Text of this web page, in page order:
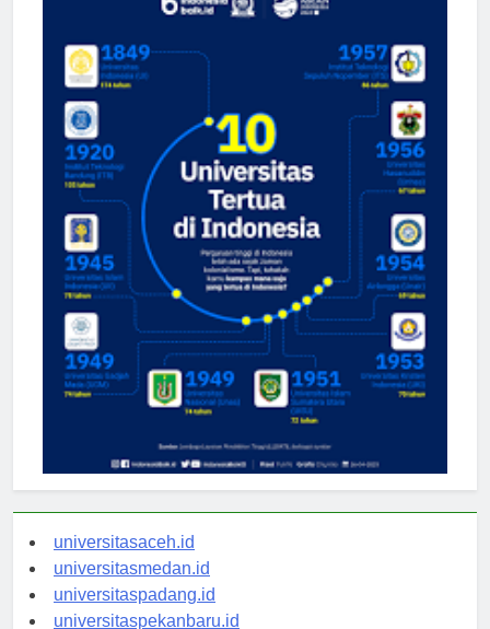
universitasaceh.id
universitasmedan.id
universitaspadang.id